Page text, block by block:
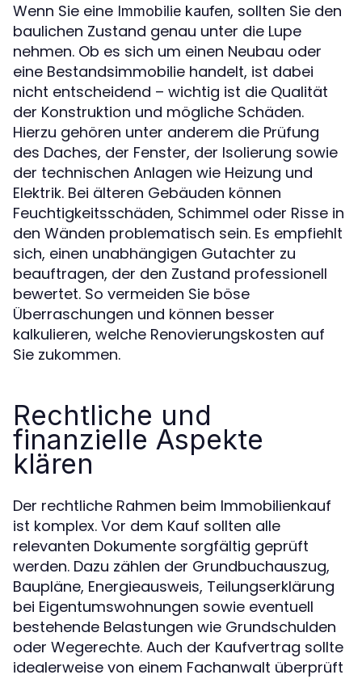
Wenn Sie eine Immobilie kaufen, sollten Sie den
baulichen Zustand genau unter die Lupe
nehmen. Ob es sich um einen Neubau oder
eine Bestandsimmobilie handelt, ist dabei
nicht entscheidend – wichtig ist die Qualität
der Konstruktion und mögliche Schäden.
Hierzu gehören unter anderem die Prüfung
des Daches, der Fenster, der Isolierung sowie
der technischen Anlagen wie Heizung und
Elektrik. Bei älteren Gebäuden können
Feuchtigkeitsschäden, Schimmel oder Risse in
den Wänden problematisch sein. Es empfiehlt
sich, einen unabhängigen Gutachter zu
beauftragen, der den Zustand professionell
bewertet. So vermeiden Sie böse
Überraschungen und können besser
kalkulieren, welche Renovierungskosten auf
Sie zukommen.
Rechtliche und
finanzielle Aspekte
klären
Der rechtliche Rahmen beim Immobilienkauf
ist komplex. Vor dem Kauf sollten alle
relevanten Dokumente sorgfältig geprüft
werden. Dazu zählen der Grundbuchauszug,
Baupläne, Energieausweis, Teilungserklärung
bei Eigentumswohnungen sowie eventuell
bestehende Belastungen wie Grundschulden
oder Wegerechte. Auch der Kaufvertrag sollte
idealerweise von einem Fachanwalt überprüft